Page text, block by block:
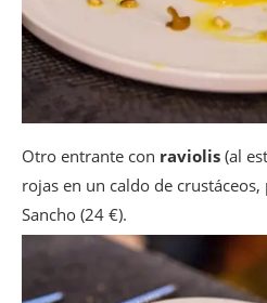
Otro entrante con raviolis (al
rojas en un caldo de
Sancho (24 €).